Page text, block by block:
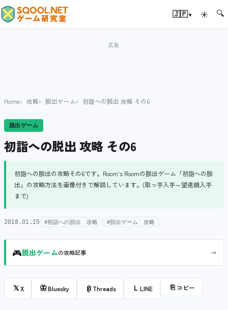
🇯🇵▾ ☀ 🔍
Home 攻略 脱出ゲーム 初詣への脱出 攻略 その6
脱出ゲーム
初詣への脱出 攻略 その6
初詣への脱出の攻略その6です。Room's Roomの脱出ゲーム「初詣への脱
出」の攻略方法を画像付きで解説しています。(取っ手入手～望遠鏡入手
まで)
2018.01.15 #初詣への脱出 攻略 #脱出ゲーム 攻略
🎮脱出ゲームの攻略記事 →
𝕏X 🦋Bluesky @ Threads L LINE ⎘ コピー